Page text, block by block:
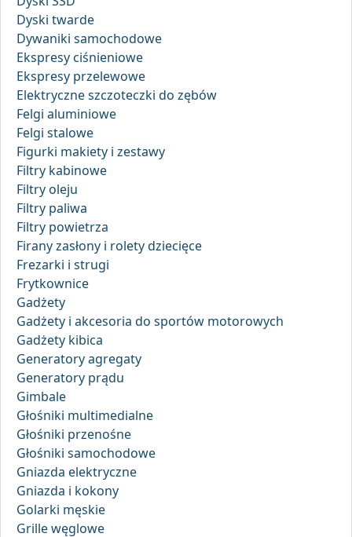
Dyski twarde
Dywaniki samochodowe
Ekspresy ciśnieniowe
Ekspresy przelewowe
Elektryczne szczoteczki do zębów
Felgi aluminiowe
Felgi stalowe
Figurki makiety i zestawy
Filtry kabinowe
Filtry oleju
Filtry paliwa
Filtry powietrza
Firany zasłony i rolety dziecięce
Frezarki i strugi
Frytkownice
Gadżety
Gadżety i akcesoria do sportów motorowych
Gadżety kibica
Generatory agregaty
Generatory prądu
Gimbale
Głośniki multimedialne
Głośniki przenośne
Głośniki samochodowe
Gniazda elektryczne
Gniazda i kokony
Golarki męskie
Grille węglowe